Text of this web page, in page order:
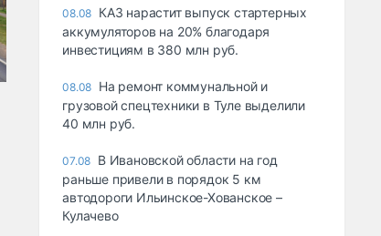
08.08 КАЗ нарастит выпуск стартерных
аккумуляторов на 20% благодаря
инвестициям в 380 млн руб.
08.08 На ремонт коммунальной и
грузовой спецтехники в Туле выделили
40 млн руб.
07.08 В Ивановской области на год
раньше привели в порядок 5 км
автодороги Ильинское-Хованское –
Кулачево